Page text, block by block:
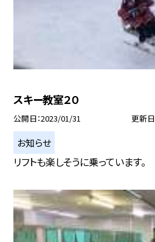
スキー教室２０
公開日 2023/01/31 更新日
お知らせ
リフトも楽しそうに乗っています。